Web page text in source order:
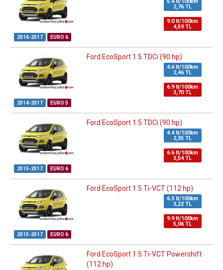
2,76 TL
9.0 lt/100km
4,59 TL
2016-2017 EURO 6
Ford EcoSport 1.5 TDCi (90 hp)
4.6 lt/100km
2,46 TL
6.9 lt/100km
3,70 TL
2014-2017 EURO 5
Ford EcoSport 1.5 TDCi (90 hp)
4.4 lt/100km
2,35 TL
6.6 lt/100km
3,54 TL
2015-2017 EURO 6
Ford EcoSport 1.5 Ti-VCT (112 hp)
6.3 lt/100km
3,22 TL
9.9 lt/100km
5,06 TL
2015-2017 EURO 6
Ford EcoSport 1.5 Ti-VCT Powershift
(112 hp)